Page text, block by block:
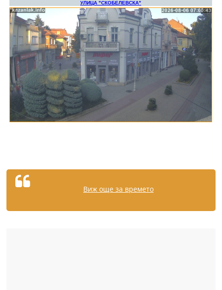
Виж още за времето